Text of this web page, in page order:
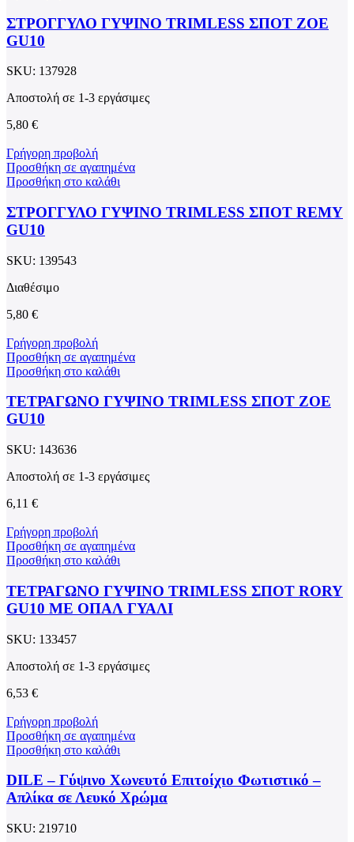
ΣΤΡΟΓΓΥΛΟ ΓΥΨΙΝΟ TRIMLESS ΣΠΟΤ ZOE
GU10
SKU: 137928
Αποστολή σε 1-3 εργάσιμες
5,80 €
Γρήγορη προβολή
Προσθήκη σε αγαπημένα
Προσθήκη στο καλάθι
ΣΤΡΟΓΓΥΛΟ ΓΥΨΙΝΟ TRIMLESS ΣΠΟΤ REMY
GU10
SKU: 139543
Διαθέσιμο
5,80 €
Γρήγορη προβολή
Προσθήκη σε αγαπημένα
Προσθήκη στο καλάθι
ΤΕΤΡΑΓΩΝΟ ΓΥΨΙΝΟ TRIMLESS ΣΠΟΤ ZOE
GU10
SKU: 143636
Αποστολή σε 1-3 εργάσιμες
6,11 €
Γρήγορη προβολή
Προσθήκη σε αγαπημένα
Προσθήκη στο καλάθι
ΤΕΤΡΑΓΩΝΟ ΓΥΨΙΝΟ TRIMLESS ΣΠΟΤ RORY
GU10 ΜΕ ΟΠΑΛ ΓΥΑΛΙ
SKU: 133457
Αποστολή σε 1-3 εργάσιμες
6,53 €
Γρήγορη προβολή
Προσθήκη σε αγαπημένα
Προσθήκη στο καλάθι
DILE – Γύψινο Χωνευτό Επιτοίχιο Φωτιστικό –
Απλίκα σε Λευκό Χρώμα
SKU: 219710